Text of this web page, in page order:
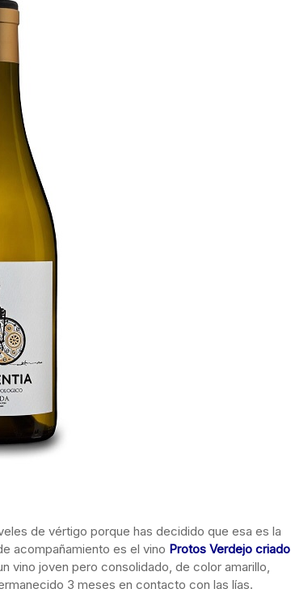
de vértigo porque has decidido que esa es la
acompañamiento es el vino Protos Verdejo criado
vino joven pero consolidado, de color amarillo,
3 meses en contacto con las lías.